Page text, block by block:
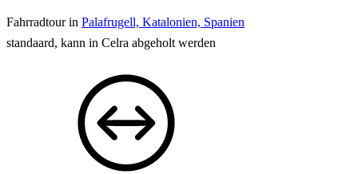
Fahrradtour in Palafrugell, Katalonien, Spanien
standaard, kann in Celra abgeholt werden